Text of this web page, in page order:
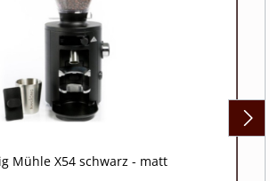
Mühle X54 schwarz - matt